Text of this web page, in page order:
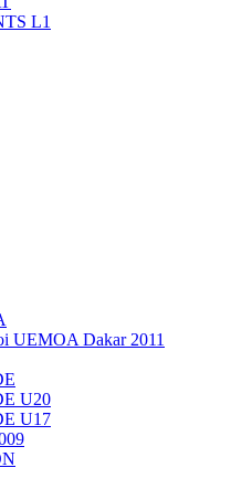
L1
UEMOA Dakar 2011
U20
U17